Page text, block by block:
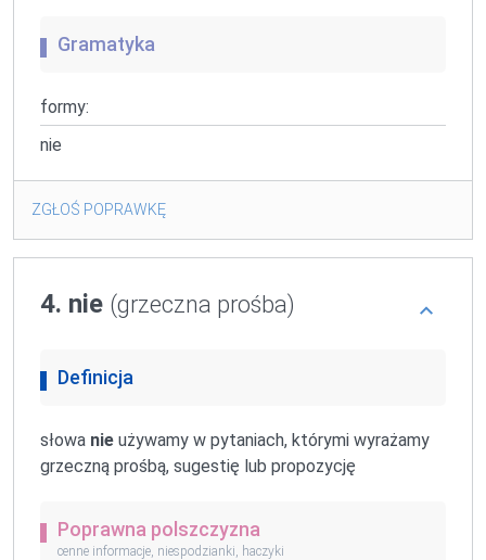
Gramatyka
formy:
nie
ZGŁOŚ POPRAWKĘ
4. nie (grzeczna prośba)
Definicja
słowa nie używamy w pytaniach, którymi wyrażamy
grzeczną prośbą, sugestię lub propozycję
Poprawna polszczyzna
cenne informacje, niespodzianki, haczyki